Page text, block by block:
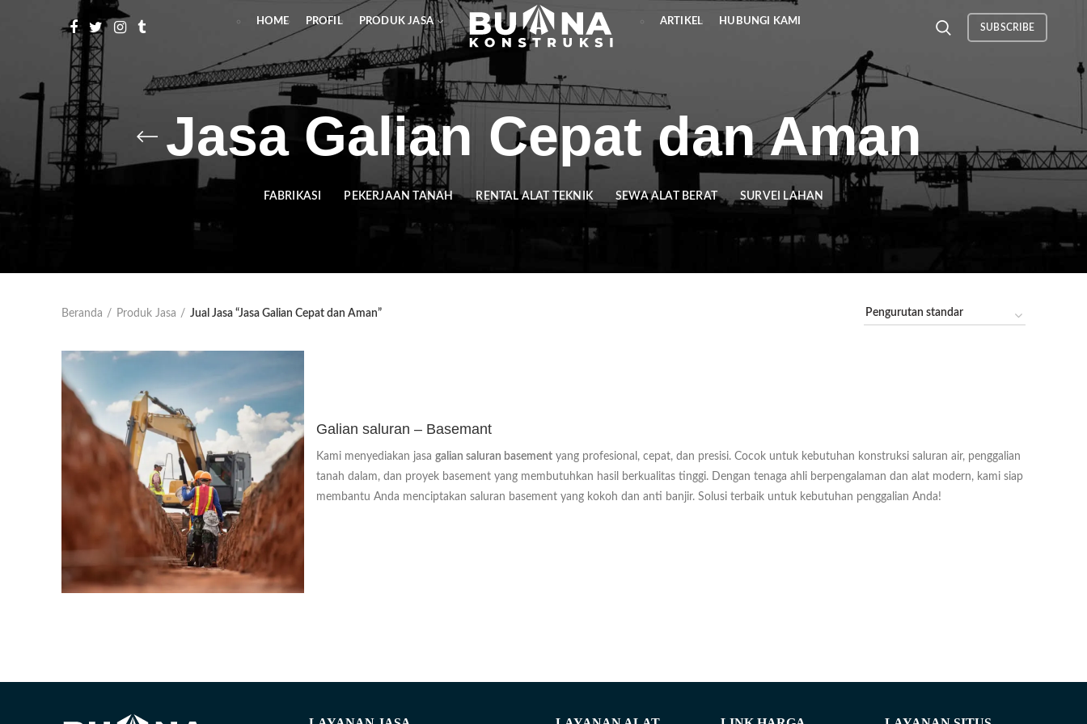
HOME PROFIL PRODUK JASA ARTIKEL HUBUNGI KAMI
SUBSCRIBE
Jasa Galian Cepat dan Aman
FABRIKASI PEKERJAAN TANAH RENTAL ALAT TEKNIK SEWA ALAT BERAT SURVEI LAHAN
Beranda Produk Jasa Jual Jasa “Jasa Galian Cepat dan Aman”
Galian saluran – Basemant
Kami menyediakan jasa galian saluran basement yang profesional, cepat, dan presisi. Cocok untuk kebutuhan konstruksi saluran air, penggalian
tanah dalam, dan proyek basement yang membutuhkan hasil berkualitas tinggi. Dengan tenaga ahli berpengalaman dan alat modern, kami siap
membantu Anda menciptakan saluran basement yang kokoh dan anti banjir. Solusi terbaik untuk kebutuhan penggalian Anda!